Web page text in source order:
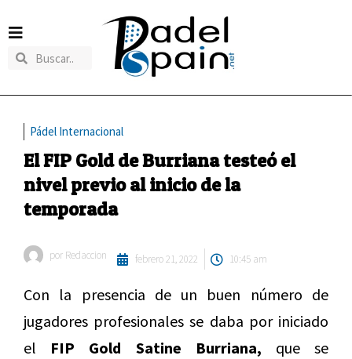
Pádel Internacional
El FIP Gold de Burriana testeó el
nivel previo al inicio de la
temporada
por Redaccion febrero 21, 2022 10:45 am
Con la presencia de un buen número de
jugadores profesionales se daba por iniciado
el FIP Gold Satine Burriana, que se